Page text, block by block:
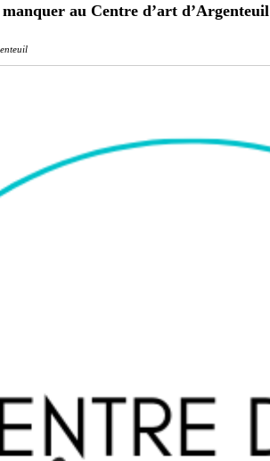
au Centre d’art d’Argenteuil